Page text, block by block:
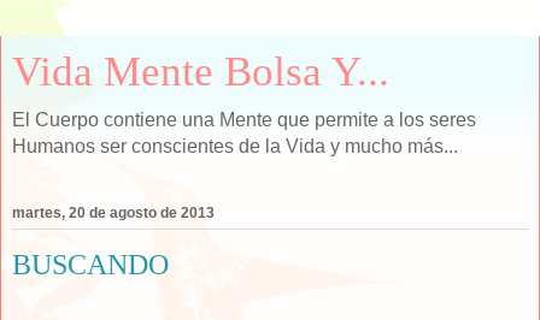
Vida Mente Bolsa Y...
El Cuerpo contiene una Mente que permite a los seres
Humanos ser conscientes de la Vida y mucho más...
martes, 20 de agosto de 2013
BUSCANDO